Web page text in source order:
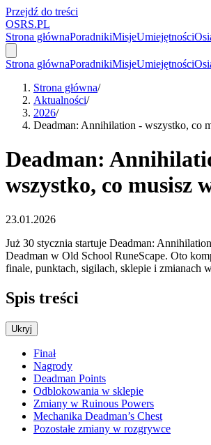
Przejdź do treści
OSRS.PL
Strona głównaPoradnikiMisjeUmiejętności
Strona głównaPoradnikiMisjeUmiejętności
Strona główna/
Aktualności/
2026/
Deadman: Annihilation - wszystko, co
Deadman:
wszystko, co musisz
23.01.2026
Już 30 stycznia startuje Deadman:
Deadman w Old School RuneScape. Oto
finale, punktach, sigilach, sklepie i zmianach
Spis treści
Ukryj
Finał
Nagrody
Deadman Points
Odblokowania w sklepie
Zmiany w Ruinous Powers
Mechanika Deadman’s Chest
Pozostałe zmiany w rozgrywce